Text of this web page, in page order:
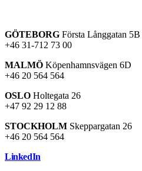
GÖTEBORG Första Långgatan 5B
+46 31-712 73 00
MALMÖ Köpenhamnsvägen 6D
+46 20 564 564
OSLO Holtegata 26
+47 92 29 12 88
STOCKHOLM Skeppargatan 26
+46 20 564 564
LinkedIn